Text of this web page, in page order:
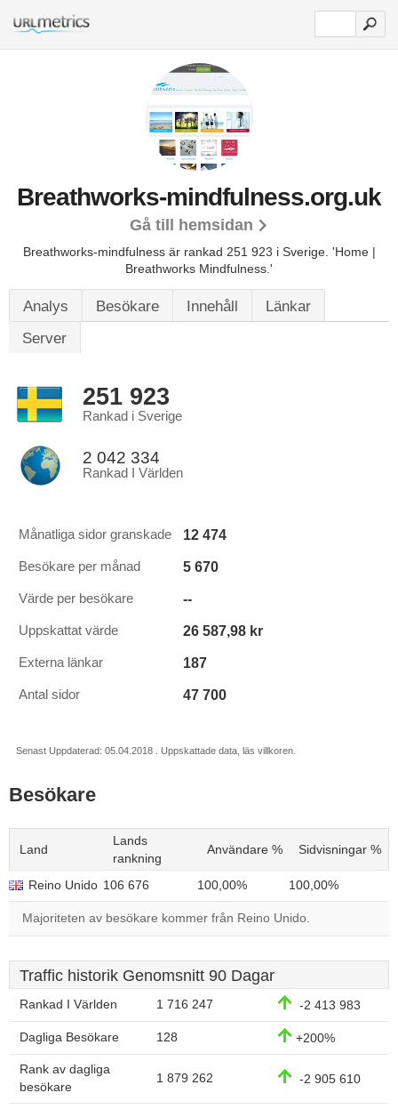
Breathworks-mindfulness.org.uk
Gå till hemsidan
Breathworks-mindfulness är rankad 251 923 i Sverige. 'Home |
Breathworks Mindfulness.'
Analys Besökare Innehåll
Länkar
Server
251 923
Rankad i Sverige
2 042 334
Rankad I Världen
Månatliga sidor granskade 12 474
Besökare per månad 5 670
Värde per besökare --
Uppskattat värde 26 587,98 kr
Externa länkar 187
Antal sidor 47 700
Senast Uppdaterad: 05.04.2018 . Uppskattade data, läs villkoren.
Besökare
Land
Lands
rankning
Användare % Sidvisningar %
Reino Unido 106 676 100,00% 100,00%
Majoriteten av besökare kommer från Reino Unido.
Traffic historik Genomsnitt 90 Dagar
Rankad I Världen 1 716 247 -2 413 983
Dagliga Besökare 128 +200%
Rank av dagliga
besökare
1 879 262 -2 905 610